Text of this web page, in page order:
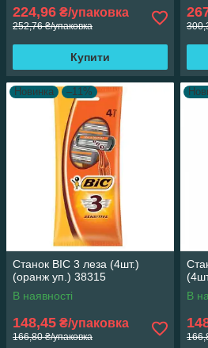
224,96 ₴/упаковка
252,76 ₴/упаковка
Купити
Новинка –11%
Станок ВІС 3 леза (4шт.)
(оранж уп.) 38315
В наявності
148,45 ₴/упаковка
166,80 ₴/упаковка
В